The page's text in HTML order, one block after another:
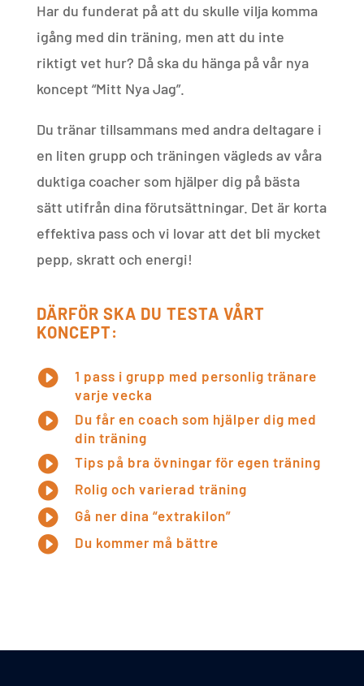
Har du funderat på att du skulle vilja komma
igång med din träning, men att du inte
riktigt vet hur? Då ska du hänga på vår nya
koncept “Mitt Nya Jag”.
Du tränar tillsammans med andra deltagare i
en liten grupp och träningen vägleds av våra
duktiga coacher som hjälper dig på bästa
sätt utifrån dina förutsättningar. Det är korta
effektiva pass och vi lovar att det bli mycket
pepp, skratt och energi!
DÄRFÖR SKA DU TESTA VÅRT
KONCEPT:

1 pass i grupp med personlig tränare
varje vecka

Du får en coach som hjälper dig med
din träning
 Tips på bra övningar för egen träning
 Rolig och varierad träning
 Gå ner dina “extrakilon”
 Du kommer må bättre